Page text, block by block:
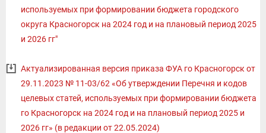
используемых при формировании бюджета городского
округа Красногорск на 2024 год и на плановый период 2025
и 2026 гг"
Актуализированная версия приказа ФУА го Красногорск от
29.11.2023 № 11-03/62 «Об утверждении Перечня и кодов
целевых статей, используемых при формировании бюджета
го Красногорск на 2024 год и на плановый период 2025 и
2026 гг» (в редакции от 22.05.2024)